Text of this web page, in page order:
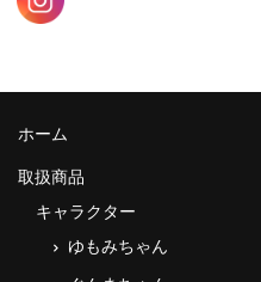
ホーム
取扱商品
キャラクター
ゆもみちゃん